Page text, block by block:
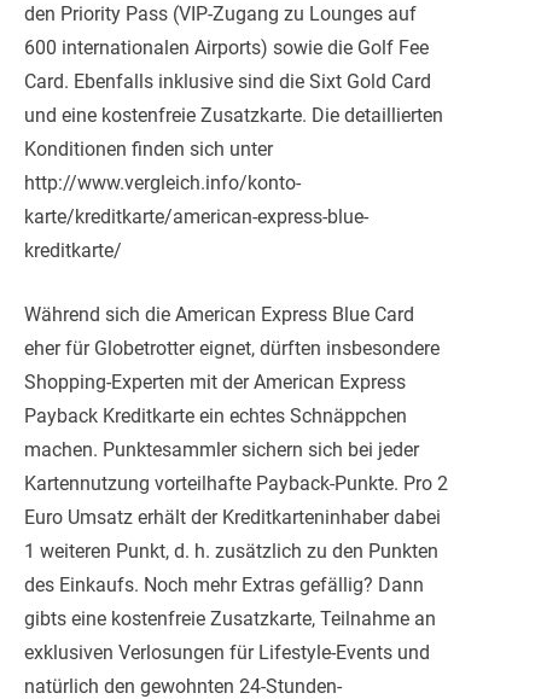
den Priority Pass (VIP-Zugang zu Lounges auf
600 internationalen Airports) sowie die Golf Fee
Card. Ebenfalls inklusive sind die Sixt Gold Card
und eine kostenfreie Zusatzkarte. Die detaillierten
Konditionen finden sich unter
http://www.vergleich.info/konto-
karte/kreditkarte/american-express-blue-
kreditkarte/
Während sich die American Express Blue Card
eher für Globetrotter eignet, dürften insbesondere
Shopping-Experten mit der American Express
Payback Kreditkarte ein echtes Schnäppchen
machen. Punktesammler sichern sich bei jeder
Kartennutzung vorteilhafte Payback-Punkte. Pro 2
Euro Umsatz erhält der Kreditkarteninhaber dabei
1 weiteren Punkt, d. h. zusätzlich zu den Punkten
des Einkaufs. Noch mehr Extras gefällig? Dann
gibts eine kostenfreie Zusatzkarte, Teilnahme an
exklusiven Verlosungen für Lifestyle-Events und
natürlich den gewohnten 24-Stunden-